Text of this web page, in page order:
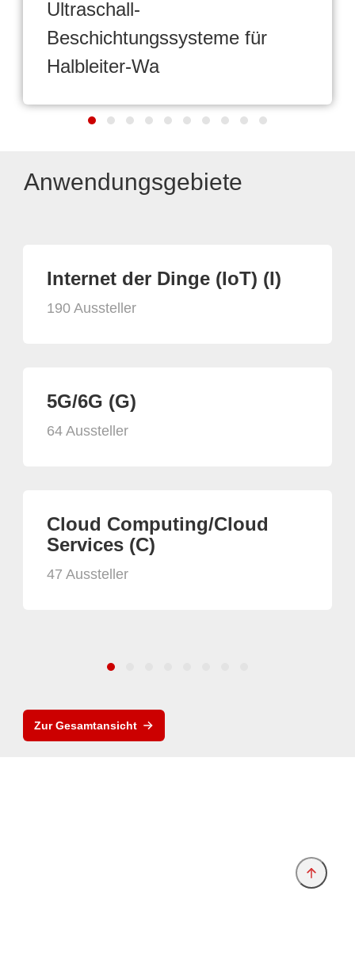
Ultraschall-
Beschichtungssysteme für
Halbleiter-Wa
Anwendungsgebiete
Internet der Dinge (IoT) (I)
190 Aussteller
5G/6G (G)
64 Aussteller
Cloud Computing/Cloud
Services (C)
47 Aussteller
Zur Gesamtansicht